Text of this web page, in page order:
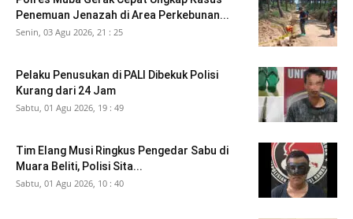
Penemuan Jenazah di Area Perkebunan...
Senin, 03 Agu 2026, 21 : 25
Pelaku Penusukan di PALI Dibekuk Polisi
Kurang dari 24 Jam
Sabtu, 01 Agu 2026, 19 : 49
Tim Elang Musi Ringkus Pengedar Sabu di
Muara Beliti, Polisi Sita...
Sabtu, 01 Agu 2026, 10 : 40